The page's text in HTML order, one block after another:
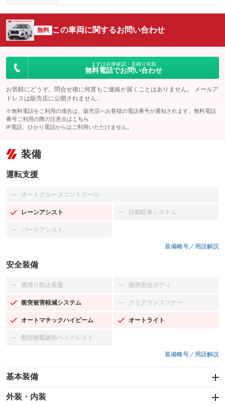
無料 この車両に関するお問い合わせ
まずは在庫確認・見積り依頼
無料電話でお問い合わせ
お気軽にどうぞ。問合せ後に何度もご連絡が届くことはありません。 メールア
ドレスは販売店に公開されません。
※無料電話をご利用の場合は、販売店へお客様の電話番号が通知されます。無料電話
番号ご利用の際の注意点は こちら
IP電話、ひかり電話からはご利用いただけません。
装備
運転支援
オートクルーズコントロール
：装備なし
レーンアシスト
：装備あり 自動駐車システム
：装備なし
パークアシスト
：装備なし
装備略号／用語解説
安全装備
横滑り防止装置
：装備なし 衝突安全ボディ
：装備なし
衝突被害軽減システム
：装備あり クリアランスソナー
：装備なし
オートマチックハイビーム
：装備あり オートライト
：装備あり
頸部衝撃緩和ヘッドレスト
：装備なし
装備略号／用語解説
基本装備
エアバッグ：運転席
：装備あり
外装・内装